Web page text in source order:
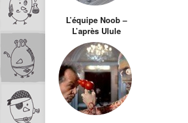
L’équipe Noob –
L’après Ulule